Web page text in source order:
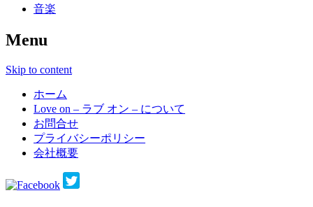
音楽
Menu
Skip to content
ホーム
Love on – ラブ オン – について
お問合せ
プライバシーポリシー
会社概要